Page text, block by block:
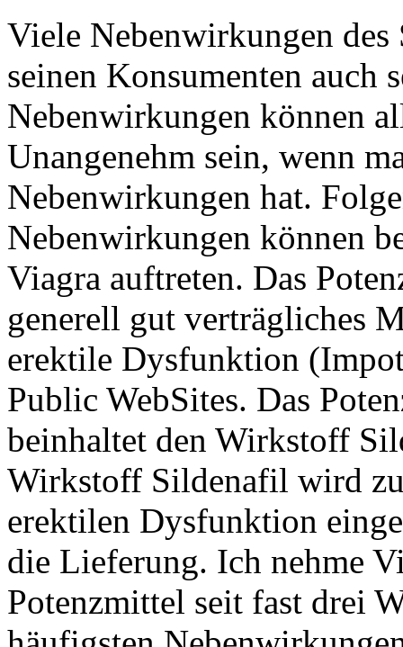
Viele Nebenwirkungen
seinen Konsumenten auch
Nebenwirkungen können
Unangenehm sein, wenn
Nebenwirkungen hat.
Nebenwirkungen können
Viagra auftreten. Das
generell gut verträgliches
erektile Dysfunktion
Public WebSites. Das
beinhaltet den Wirkstoff
Wirkstoff Sildenafil wird
erektilen Dysfunktion
die Lieferung. Ich nehme
Potenzmittel seit fast drei